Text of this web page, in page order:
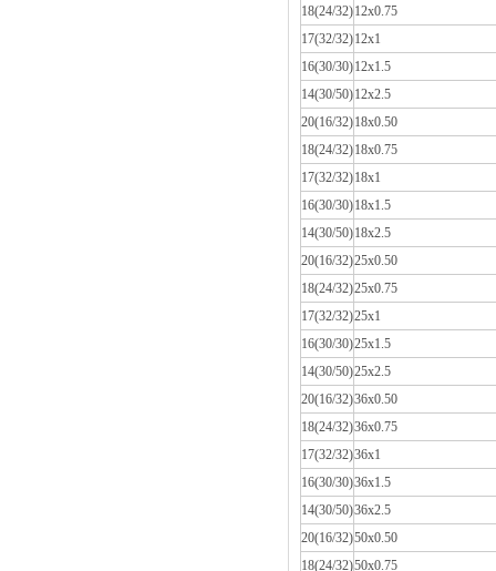
18(24/32)12x0.75
17(32/32)12x1
16(30/30)12x1.5
14(30/50)12x2.5
20(16/32)18x0.50
18(24/32)18x0.75
17(32/32)18x1
16(30/30)18x1.5
14(30/50)18x2.5
20(16/32)25x0.50
18(24/32)25x0.75
17(32/32)25x1
16(30/30)25x1.5
14(30/50)25x2.5
20(16/32)36x0.50
18(24/32)36x0.75
17(32/32)36x1
16(30/30)36x1.5
14(30/50)36x2.5
20(16/32)50x0.50
18(24/32)50x0.75